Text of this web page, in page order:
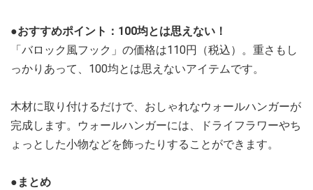
●おすすめポイント：100均とは思えない！
「バロック風フック」の価格は110円（税込）。重さもし
っかりあって、100均とは思えないアイテムです。
木材に取り付けるだけで、おしゃれなウォールハンガーが
完成します。ウォールハンガーには、ドライフラワーやち
ょっとした小物などを飾ったりすることができます。
●まとめ